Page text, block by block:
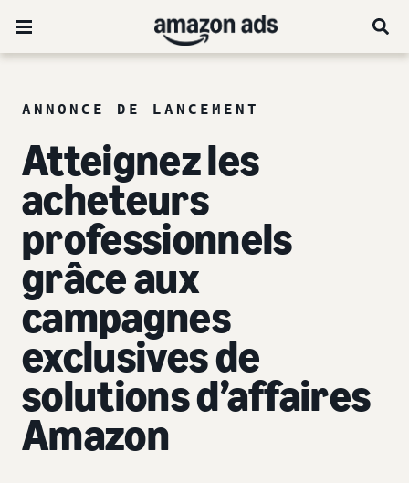
ANNONCE DE LANCEMENT
Atteignez les
acheteurs
professionnels
grâce aux
campagnes
exclusives de
solutions d’affaires
Amazon